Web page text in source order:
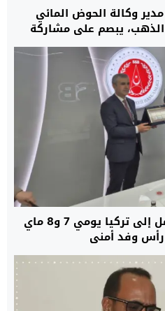
وكالة الحوض المائي
الذهب، يبصم على مشاركة
العربية السعودية
“حموشي” يقوم بزيارة عمل إلى تركيا يومي 7 و8 ماي
رأس وفد أمني